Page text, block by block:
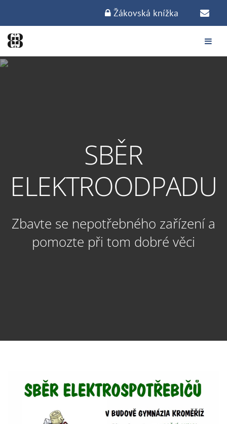
Žákovská knížka
SBĚR
ELEKTROODPADU
Zbavte se nepotřebného zařízení a
pomozte při tom dobré věci